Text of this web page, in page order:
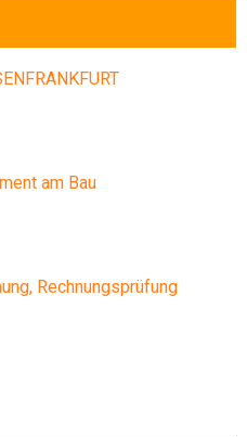
am Bau
Rechnungsprüfung